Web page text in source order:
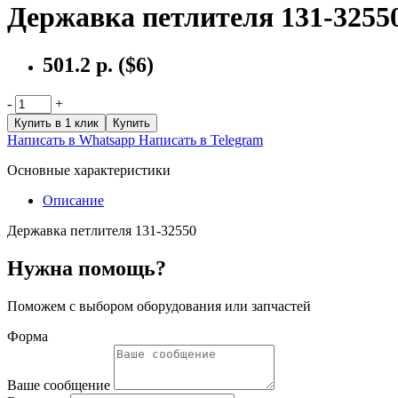
Державка петлителя 131-
501.2 р. ($6)
- +
Купить в 1 клик Купить
Написать в Whatsapp Написать в Telegram
Основные характеристики
Описание
Державка петлителя 131-32550
Нужна помощь?
Поможем с выбором оборудования или запчастей
Форма
Ваше сообщение